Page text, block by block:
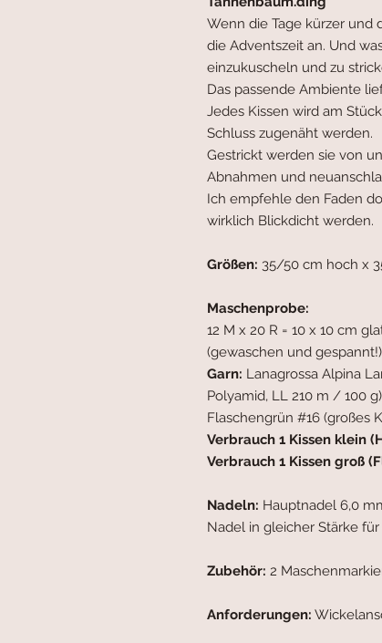
Wenn die Tage kürzer und
die Adventszeit an. Und
einzukuscheln und zu
Das passende Ambiente
Jedes Kissen wird am
Schluss zugenäht werden.
Gestrickt werden sie von
Abnahmen und
Ich empfehle den Faden
wirklich Blickdicht werden.
Größen: 35/50 cm hoch x
Maschenprobe:
12 M x 20 R = 10 x 10 cm
(gewaschen und
Garn: Lanagrossa Alpina
Polyamid, LL 210 m / 100
Flaschengrün #16 (großes
Verbrauch 1 Kissen klein
Verbrauch 1 Kissen groß
Nadeln: Hauptnadel 6,0
Nadel in gleicher Stärke
Zubehör: 2
Anforderungen: